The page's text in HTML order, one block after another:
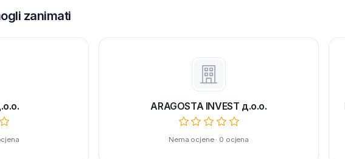
zanimati
ARAGOSTA INVEST д.o.o.
Nema ocjene · 0 ocjena